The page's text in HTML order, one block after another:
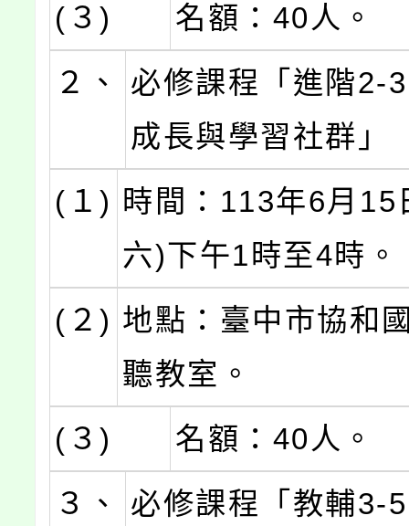
(３)
名額：40人。
２、
必修課程「進階2-
成長與學習社群」
(１) 時間：113年6月15
六)下午1時至4時。
(２) 地點：臺中市協和
聽教室。
(３)
名額：40人。
３、
必修課程「教輔3-